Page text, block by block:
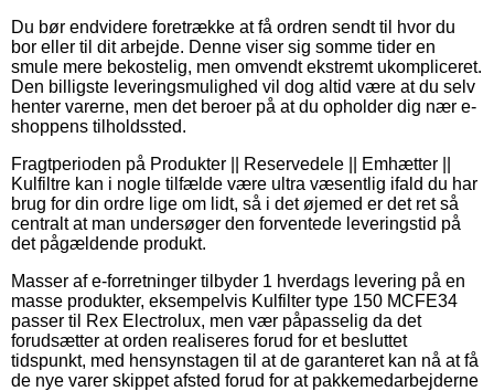
Du bør endvidere foretrække at få ordren sendt til hvor du
bor eller til dit arbejde. Denne viser sig somme tider en
smule mere bekostelig, men omvendt ekstremt ukompliceret.
Den billigste leveringsmulighed vil dog altid være at du selv
henter varerne, men det beroer på at du opholder dig nær e-
shoppens tilholdssted.
Fragtperioden på Produkter || Reservedele || Emhætter ||
Kulfiltre kan i nogle tilfælde være ultra væsentlig ifald du har
brug for din ordre lige om lidt, så i det øjemed er det ret så
centralt at man undersøger den forventede leveringstid på
det pågældende produkt.
Masser af e-forretninger tilbyder 1 hverdags levering på en
masse produkter, eksempelvis Kulfilter type 150 MCFE34
passer til Rex Electrolux, men vær påpasselig da det
forudsætter at orden realiseres forud for et besluttet
tidspunkt, med hensynstagen til at de garanteret kan nå at få
de nye varer skippet afsted forud for at pakkemedarbejderne